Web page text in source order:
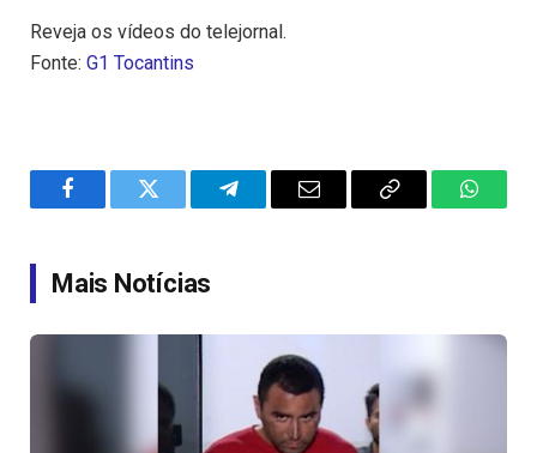
Reveja os vídeos do telejornal.
Fonte: G1 Tocantins
FacebookTwitter TelegramEmail
Copy
Mais Notícias